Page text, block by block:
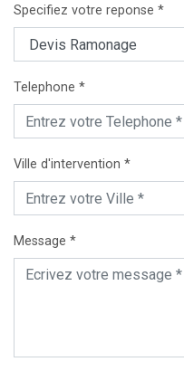
Specifiez votre reponse *
Telephone *
Ville d'intervention *
Message *